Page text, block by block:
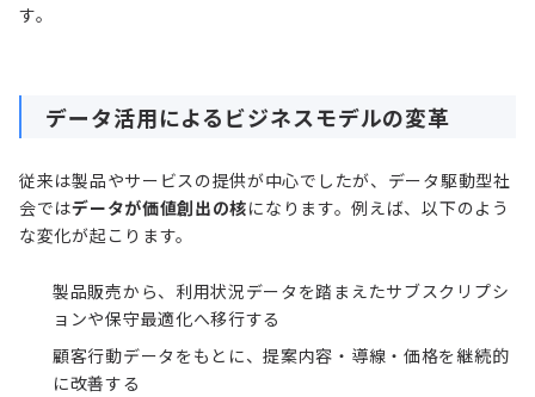
す。
データ活用によるビジネスモデルの変革
従来は製品やサービスの提供が中心でしたが、データ駆動型社
会ではデータが価値創出の核になります。例えば、以下のよう
な変化が起こります。
製品販売から、利用状況データを踏まえたサブスクリプシ
ョンや保守最適化へ移行する
顧客行動データをもとに、提案内容・導線・価格を継続的
に改善する